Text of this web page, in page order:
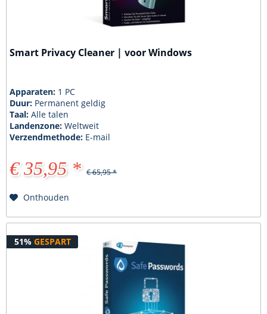
Smart Privacy Cleaner | voor Windows
Apparaten: 1 PC
Duur: Permanent geldig
Taal:Alle talen
Landenzone:Weltweit
Verzendmethode: E-mail
€ 35,95 * € 65,95 *
Onthouden
51% GESPART